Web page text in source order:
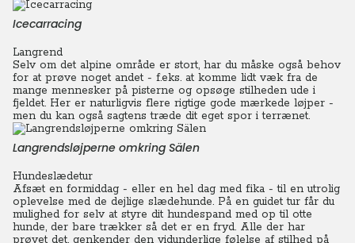
Icecarracing
Langrend
Selv om det alpine område er stort, har du måske også behov
for at prøve noget andet - f.eks. at komme lidt væk fra de
mange mennesker på pisterne og opsøge stilheden ude i
fjeldet. Her er naturligvis flere rigtige gode mærkede løjper -
men du kan også sagtens træde dit eget spor i terrænet.
Langrendsløjperne omkring Sälen
Hundeslædetur
Afsæt en formiddag - eller en hel dag med fika - til en utrolig
oplevelse med de dejlige slædehunde. På en guidet tur får du
mulighed for selv at styre dit hundespand med op til otte
hunde, der bare trækker så det er en fryd. Alle der har
prøvet det, genkender den vidunderlige følelse af stilhed på